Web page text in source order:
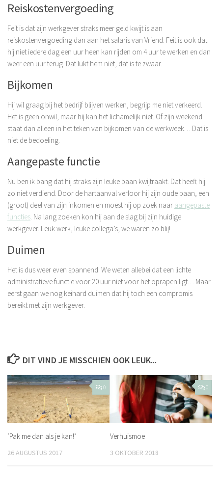
Reiskostenvergoeding
Feit is dat zijn werkgever straks meer geld kwijt is aan
reiskostenvergoeding dan aan het salaris van Vriend. Feit is ook dat
hij niet iedere dag een uur heen kan rijden om 4 uur te werken en dan
weer een uur terug. Dat lukt hem niet, dat is te zwaar.
Bijkomen
Hij wil graag bij het bedrijf blijven werken, begrijp me niet verkeerd.
Het is geen onwil, maar hij kan het lichamelijk niet. Of zijn weekend
staat dan alleen in het teken van bijkomen van de werkweek… Dat is
niet de bedoeling.
Aangepaste functie
Nu ben ik bang dat hij straks zijn leuke baan kwijtraakt. Dat heeft hij
zo niet verdiend. Door de hartaanval verloor hij zijn oude baan, een
(groot) deel van zijn inkomen en moest hij op zoek naar aangepaste
functies. Na lang zoeken kon hij aan de slag bij zijn huidige
werkgever. Leuk werk, leuke collega’s, we waren zo blij!
Duimen
Het is dus weer even spannend. We weten allebei dat een lichte
administratieve functie voor 20 uur niet voor het oprapen ligt… Maar
eerst gaan we nog keihard duimen dat hij toch een compromis
bereikt met zijn werkgever.
DIT VIND JE MISSCHIEN OOK LEUK...
0
‘Pak me dan als je kan!’
26 AUGUSTUS 2017
0
Verhuismoe
3 OKTOBER 2018